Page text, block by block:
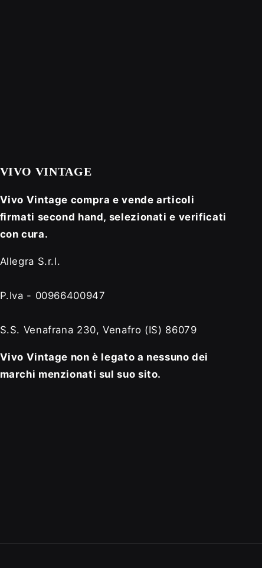
VIVO VINTAGE
Vivo Vintage compra e vende articoli
firmati second hand, selezionati e verificati
con cura.
Allegra S.r.l.
P.Iva - 00966400947
S.S. Venafrana 230, Venafro (IS) 86079
Vivo Vintage non è legato a nessuno dei
marchi menzionati sul suo sito.